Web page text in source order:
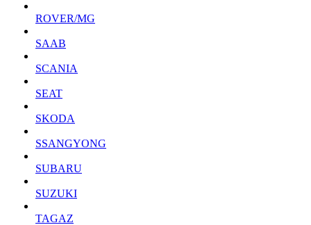
ROVER/MG
SAAB
SCANIA
SEAT
SKODA
SSANGYONG
SUBARU
SUZUKI
TAGAZ